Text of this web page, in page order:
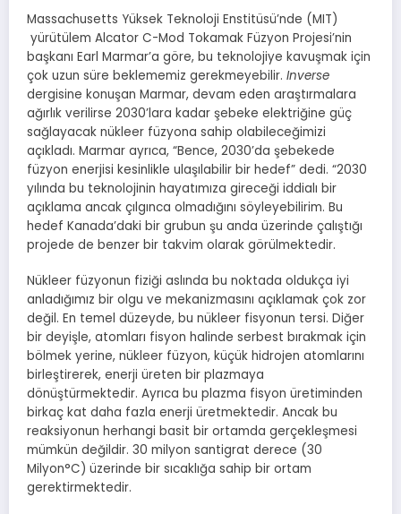
Massachusetts Yüksek Teknoloji Enstitüsü’nde (MIT)
yürütülem Alcator C-Mod Tokamak Füzyon Projesi’nin
başkanı Earl Marmar’a göre, bu teknolojiye kavuşmak için
çok uzun süre beklememiz gerekmeyebilir. Inverse
dergisine konuşan Marmar, devam eden araştırmalara
ağırlık verilirse 2030’lara kadar şebeke elektriğine güç
sağlayacak nükleer füzyona sahip olabileceğimizi
açıkladı. Marmar ayrıca, “Bence, 2030’da şebekede
füzyon enerjisi kesinlikle ulaşılabilir bir hedef” dedi. “2030
yılında bu teknolojinin hayatımıza gireceği iddialı bir
açıklama ancak çılgınca olmadığını söyleyebilirim. Bu
hedef Kanada’daki bir grubun şu anda üzerinde çalıştığı
projede de benzer bir takvim olarak görülmektedir.
Nükleer füzyonun fiziği aslında bu noktada oldukça iyi
anladığımız bir olgu ve mekanizmasını açıklamak çok zor
değil. En temel düzeyde, bu nükleer fisyonun tersi. Diğer
bir deyişle, atomları fisyon halinde serbest bırakmak için
bölmek yerine, nükleer füzyon, küçük hidrojen atomlarını
birleştirerek, enerji üreten bir plazmaya
dönüştürmektedir. Ayrıca bu plazma fisyon üretiminden
birkaç kat daha fazla enerji üretmektedir. Ancak bu
reaksiyonun herhangi basit bir ortamda gerçekleşmesi
mümkün değildir. 30 milyon santigrat derece (30
Milyon°C) üzerinde bir sıcaklığa sahip bir ortam
gerektirmektedir.